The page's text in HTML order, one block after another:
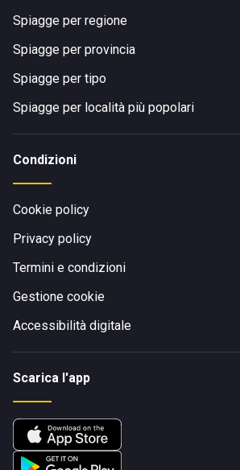
Spiagge per regione
Spiagge per provincia
Spiagge per tipo
Spiagge per località più popolari
Condizioni
Cookie policy
Privacy policy
Termini e condizioni
Gestione cookie
Accessibilità digitale
Scarica l'app